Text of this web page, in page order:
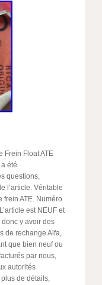
Frein Float ATE
été
questions,
l’article. Véritable
ATE. Numéro
est NEUF et
donc y avoir des
de rechange Alfa,
que bien neuf ou
par nous,
autorités
de détails,